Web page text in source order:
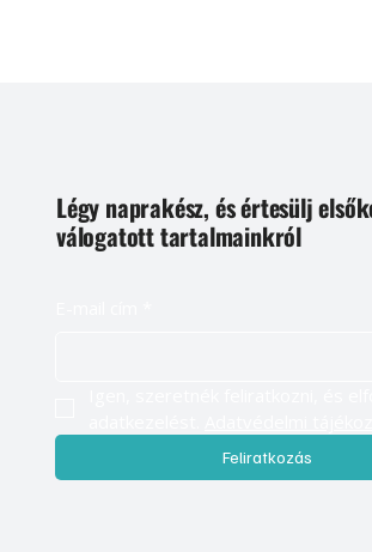
Légy naprakész, és értesülj
válogatott tartalmainkról
Feliratkozás